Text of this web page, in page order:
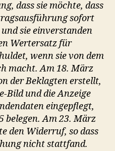
dass sie möchte, dass
sofort
sie einverstanden
Wertersatz für
wenn sie von dem
macht. Am 18. März
der Beklagten erstellt,
Bild und die Anzeige
eingepflegt,
belegen. Am 23. März
den Widerruf, so dass
nicht stattfand.